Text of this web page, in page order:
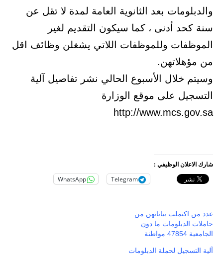
والدبلومات بعد الثانوية العامة لمدة لا تقل عن
سنة كحد أدنى ، كما سيكون التقديم لغير
الموظفات وللموظفات اللاتي يشغلن وظائف اقل
من مؤهلاتهن.
وسيتم خلال الأسبوع الحالي نشر تفاصيل آلية
التسجيل على موقع الوزارة
http://www.mcs.gov.sa
شارك الاعلان الوظيفي :
Telegram
WhatsApp
عدد من اكتملت بياناتهن من
حاملات الدبلومات ما دون
الجامعية 47854 مواطنة
آلية التسجيل لحملة الدبلومات